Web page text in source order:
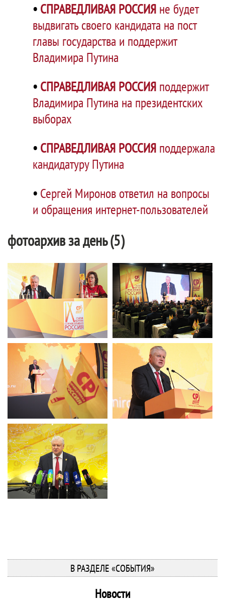
• СПРАВЕДЛИВАЯ РОССИЯ не будет
выдвигать своего кандидата на пост
главы государства и поддержит
Владимира Путина
• СПРАВЕДЛИВАЯ РОССИЯ поддержит
Владимира Путина на президентских
выборах
• СПРАВЕДЛИВАЯ РОССИЯ поддержала
кандидатуру Путина
• Сергей Миронов ответил на вопросы
и обращения интернет-пользователей
фотоархив за день (5)
В РАЗДЕЛЕ «СОБЫТИЯ»
Новости